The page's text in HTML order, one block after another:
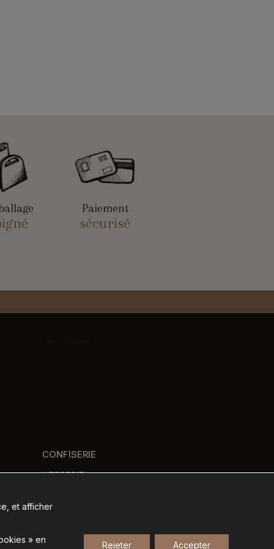
Paiement
sécurisé
CONFISERIE
VERRERIE
et afficher
» en
Accepter
Rejeter